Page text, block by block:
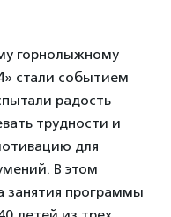
горнолыжному
стали событием
радость
трудности и
для
В этом
занятия программы